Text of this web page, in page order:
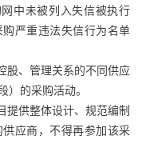
中未被列入失信被执行
严重违法失信行为名单
股、管理关系的不同供应
）的采购活动。
提供整体设计、规范编制
应商，不得再参加该采